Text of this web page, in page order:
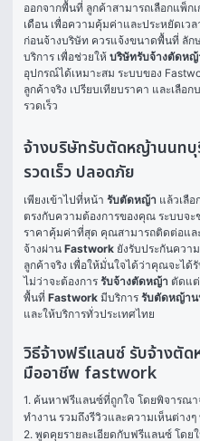
ออกจากพื้นที่ ลูกค้าสามารถเลือกแพ็ก
เดือน เพื่อความคุ้มค่าและประหยัดเวล
ก่อนจ้างบริษัท ควรแจ้งขนาดพื้นที่ ลั
บริการ เพื่อช่วยให้ บริษัทรับจ้างตัดหญ้
อุปกรณ์ได้เหมาะสม ระบบของ
ลูกค้าจริง เปรียบเทียบราคา และเลื
รวดเร็ว
จ้างบริษัทรับตัดหญ้านนท
รวดเร็ว ปลอดภัย
เพียงเข้าไปที่หน้า รับตัดหญ้า แล้วเลื
ตรงกับความต้องการของคุณ ระบบจ
ราคาคุ้มค่าที่สุด คุณสามารถติดต่อแล
จ้างผ่าน Fastwork ยังรับประกันควา
ลูกค้าจริง เพื่อให้มั่นใจได้ว่าคุณจะไ
ไม่ว่าจะต้องการ รับจ้างตัดหญ้า ตัดแ
พื้นที่ Fastwork มีบริการ รับตัดหญ้าน
และให้บริการทั่วประเทศไทย
วิธีจ้างฟรีแลนซ์ รับจ้างตั
มืออาชีพ fastwork
1. ค้นหาฟรีแลนซ์ที่ถูกใจ โดยพิจารณ
ทำงาน รวมถึงรีวิวและความเห็นต่างๆ
2. พูดคุยรายละเอียดกับฟรีแลนซ์ โด